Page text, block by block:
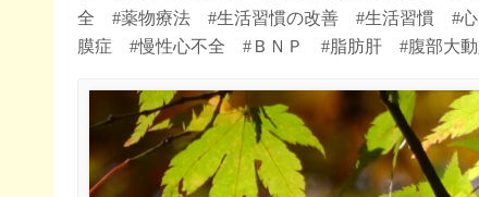
全 #薬物療法 #生活習慣の改善 #生活習慣 #
膜症 #慢性心不全 #ＢＮＰ #脂肪肝 #腹部大